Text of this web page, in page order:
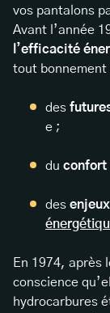
vos pantalons
Avant l’année
l’efficacité
tout bonnement
des
e ;
du confort
des
En 1974, après
conscience
hydrocarbures